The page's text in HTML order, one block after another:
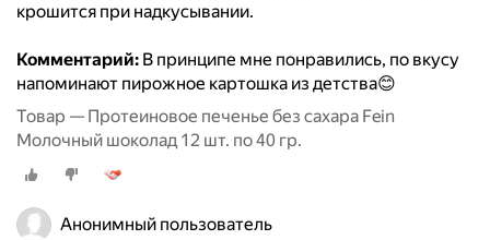
крошится при надкусывании.
Комментарий: В принципе мне понравились, по вкусу
напоминают пирожное картошка из детства😊
Товар — Протеиновое печенье без сахара Fein
Молочный шоколад 12 шт. по 40 гр.
Анонимный пользователь